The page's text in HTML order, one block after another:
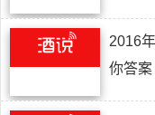
2016
你答案